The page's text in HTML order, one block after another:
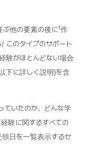
他の要素の後に「作
このタイプのサポート
験がほとんどない場合
以下に詳しく説明)を含
ていたのか、どんな学
験に関するすべての
日を一覧表示するセ